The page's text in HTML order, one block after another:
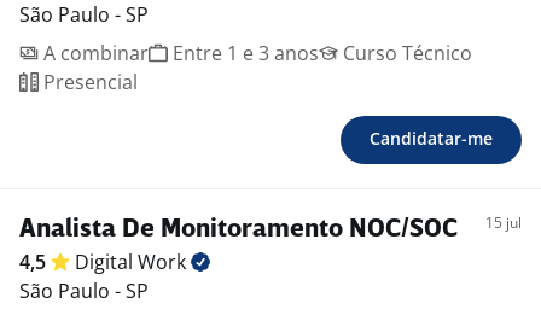
São Paulo - SP
A combinar
Entre 1 e 3 anos
Curso Técnico
Presencial
Candidatar-me
Analista De Monitoramento NOC/SOC 15 jul
4,5 Digital Work
São Paulo - SP